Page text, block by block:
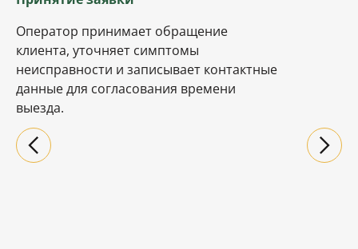
Оператор принимает обращение
клиента, уточняет симптомы
неисправности и записывает контактные
данные для согласования времени
выезда.